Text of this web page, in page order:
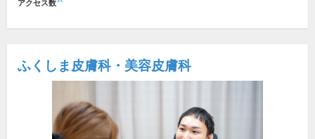
アクセス数
ふくしま皮膚科・美容皮膚科